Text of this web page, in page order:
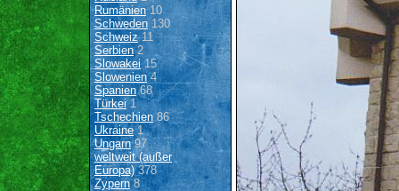
Rumänien10
Schweden 130
Schweiz11
Serbien2
Slowakei15
Slowenien4
Spanien68
Türkei1
Tschechien 86
Ukraine1
Ungarn97
weltweit (außer
Europa)378
Zypern8